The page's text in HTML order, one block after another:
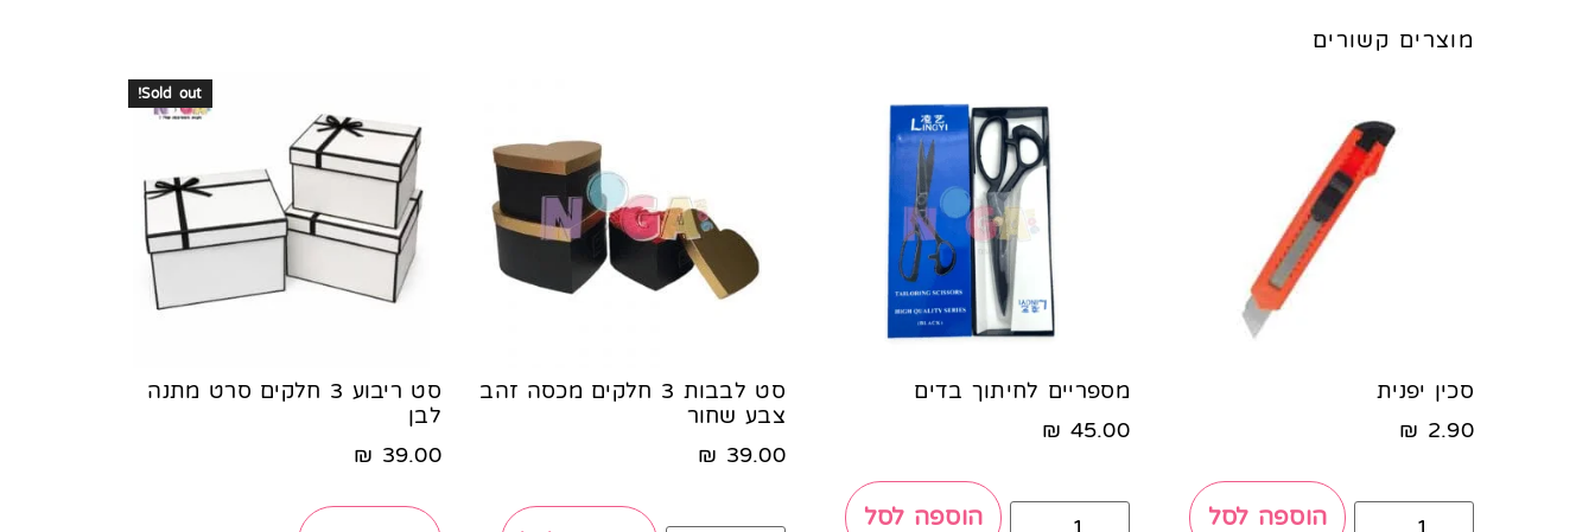
מוצרים קשורים
סכין יפנית
2.90
₪
הוספה לסל
מספריים לחיתוך בדים
45.00
₪
הוספה לסל
סט לבבות 3 חלקים מכסה זהב
צבע שחור
39.00
₪
Sold out!
סט ריבוע 3 חלקים סרט מתנה
לבן
39.00
₪